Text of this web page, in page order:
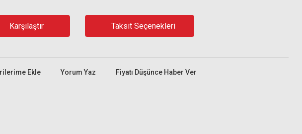
Karşılaştır Taksit Seçenekleri
Yorum Yaz Fiyatı Düşünce Haber Ver